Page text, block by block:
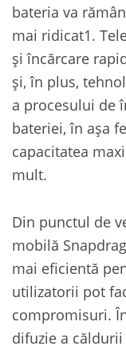
bateria va
mai ridicat1.
și încărcare
și, în plus,
a procesului de
bateriei, în așa
capacitatea
mult.
Din punctul de
mobilă
mai eficientă
utilizatorii pot
compromisuri.
difuzie a